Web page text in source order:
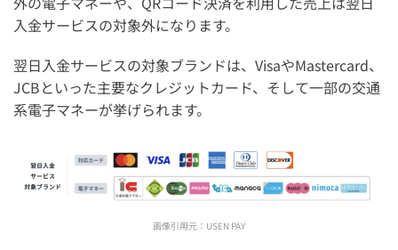
入金サービスの対象外になります。
翌日入金サービスの対象ブランドは、VisaやMastercard、
JCBといった主要なクレジットカード、そして一部の交通
系電子マネーが挙げられます。
画像引用元： USEN PAY